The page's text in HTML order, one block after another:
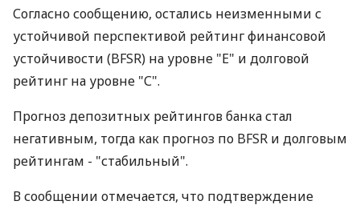
Согласно сообщению, остались неизменными с
устойчивой перспективой рейтинг финансовой
устойчивости (BFSR) на уровне "Е" и долговой
рейтинг на уровне "С".
Прогноз депозитных рейтингов банка стал
негативным, тогда как прогноз по BFSR и долговым
рейтингам - "стабильный".
В сообщении отмечается, что подтверждение